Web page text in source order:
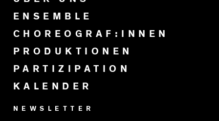
ENSEMBLE
CHOREOGRAF:INNEN
PRODUKTIONEN
PARTIZIPATION
KALENDER
NEWSLETTER